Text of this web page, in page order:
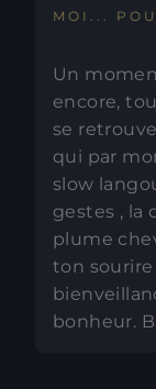
MOI...
Un
encore,
se
qui par
slow
gestes , la
plume
ton
bonheur.